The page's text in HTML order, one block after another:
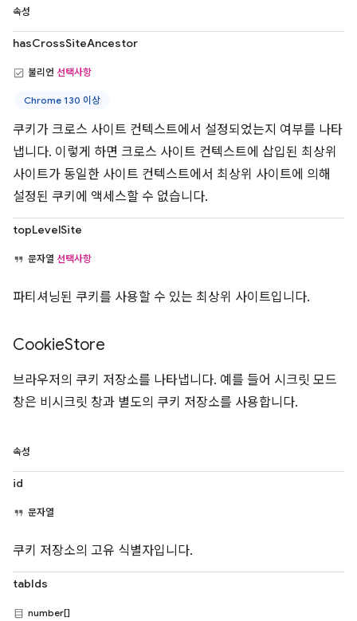
속성
hasCrossSiteAncestor
불리언 선택사항
Chrome 130 이상
쿠키가 크로스 사이트 컨텍스트에서 설정되었는지 여부를 나타
냅니다. 이렇게 하면 크로스 사이트 컨텍스트에 삽입된 최상위
사이트가 동일한 사이트 컨텍스트에서 최상위 사이트에 의해
설정된 쿠키에 액세스할 수 없습니다.
topLevelSite
문자열 선택사항
파티셔닝된 쿠키를 사용할 수 있는 최상위 사이트입니다.
CookieStore
브라우저의 쿠키 저장소를 나타냅니다. 예를 들어 시크릿 모드
창은 비시크릿 창과 별도의 쿠키 저장소를 사용합니다.
속성
id
문자열
쿠키 저장소의 고유 식별자입니다.
tabIds
number[]